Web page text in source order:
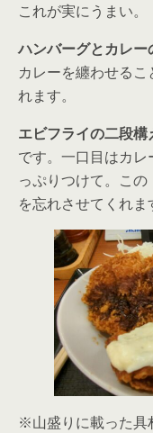
これが実にうまい。
ハンバーグとカレー
カレーを纏わせる
れます。
エビフライの二段構
です。一口目はカ
っぷりつけて。こ
を忘れさせてくれま
※山盛りに載った具